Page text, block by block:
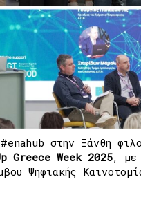
στην Ξάνθη
Greece Week 2025, με
Ψηφιακής